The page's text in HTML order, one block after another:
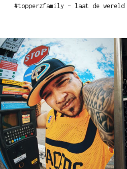
#topperzfamily – laat de